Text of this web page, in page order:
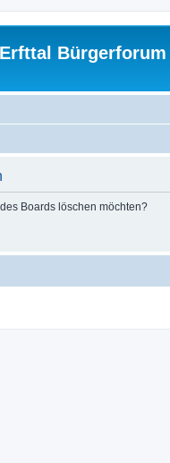
Bürgerforum
Boards löschen möchten?